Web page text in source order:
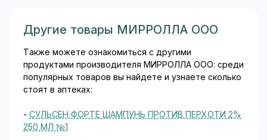
Другие товары МИРРОЛЛА ООО
Также можете ознакомиться с другими
продуктами производителя МИРРОЛЛА ООО: среди
популярных товаров вы найдете и узнаете сколько
стоят в аптеках:
- СУЛЬСЕН ФОРТЕ ШАМПУНЬ ПРОТИВ ПЕРХОТИ 2%
250 МЛ №1